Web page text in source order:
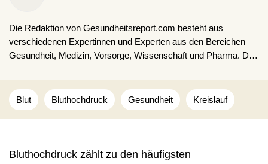
Die Redaktion von Gesundheitsreport.com besteht aus
verschiedenen Expertinnen und Experten aus den Bereichen
Gesundheit, Medizin, Vorsorge, Wissenschaft und Pharma. Die
studienbasierte Inhalte für unsere Lesenden.
Blut Bluthochdruck Gesundheit Kreislauf
Bluthochdruck zählt zu den häufigsten